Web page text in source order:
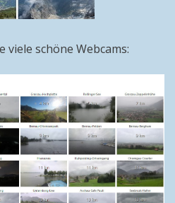
viele schöne Webcams: